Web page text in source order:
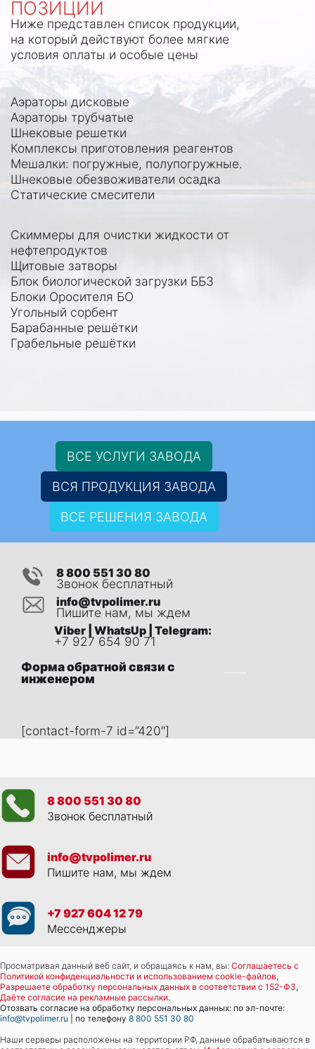
ПОЗИЦИИ
Ниже представлен список продукции,
на который действуют более мягкие
условия оплаты и особые цены
Аэраторы дисковые
Аэраторы трубчатые
Шнековые решетки
Комплексы приготовления реагентов
Мешалки: погружные, полупогружные.
Шнековые обезвоживатели осадка
Статические смесители
Скиммеры для очистки жидкости от
нефтепродуктов
Щитовые затворы
Блок биологической загрузки ББЗ
Блоки Оросителя БО
Угольный сорбент
Барабанные решётки
Грабельные решётки
ВСЕ УСЛУГИ ЗАВОДА
ВСЯ ПРОДУКЦИЯ ЗАВОДА
ВСЕ РЕШЕНИЯ ЗАВОДА
8 800 551 30 80
Звонок бесплатный
info@tvpolimer.ru
Пишите нам, мы ждем
Viber | WhatsUp | Telegram:
+7 927 654 90 71
Форма обратной связи с
инженером
[contact-form-7 id=”420″]
8 800 551 30 80
Звонок бесплатный
info@tvpolimer.ru
Пишите нам, мы ждем
+7 927 604 12 79
Мессенджеры
Просматривая данный веб сайт, и обращаясь к нам, вы: Соглашаетесь с
Политикой конфиденциальности и использованием cookie-файлов,
Разрешаете обработку персональных данных в соответствии с 152-ФЗ,
Даёте согласие на рекламные рассылки.
Отозвать согласие на обработку персональных данных: по эл-почте:
info@tvpolimer.ru | по телефону 8 800 551 30 80
Наши серверы расположены на территории РФ, данные обрабатываются в